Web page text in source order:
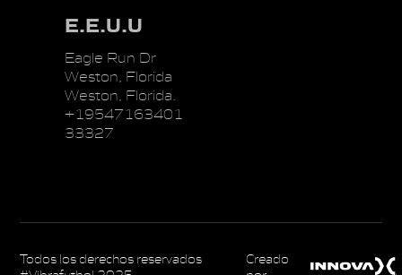
E.E.U.U
Eagle Run Dr
Weston, Florida
Weston, Florida.
+19547163401
33327
Todos los derechos reservados
Creado